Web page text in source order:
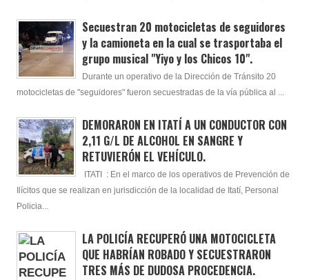
Secuestran 20 motocicletas de seguidores
y la camioneta en la cual se trasportaba el
grupo musical "Yiyo y los Chicos 10".
Durante un operativo de la Dirección de Tránsito 20
motocicletas de "seguidores" fueron secuestradas de la vía pública al ...
DEMORARON EN ITATÍ A UN CONDUCTOR CON
2,11 G/L DE ALCOHOL EN SANGRE Y
RETUVIERÓN EL VEHÍCULO.
ITATI : En el marco de los operativos de Prevención de
Ilícitos que se realizan en jurisdicción de la localidad de Itatí, Personal
Policia...
LA POLICÍA RECUPERÓ UNA MOTOCICLETA
QUE HABRÍAN ROBADO Y SECUESTRARON
TRES MÁS DE DUDOSA PROCEDENCIA.